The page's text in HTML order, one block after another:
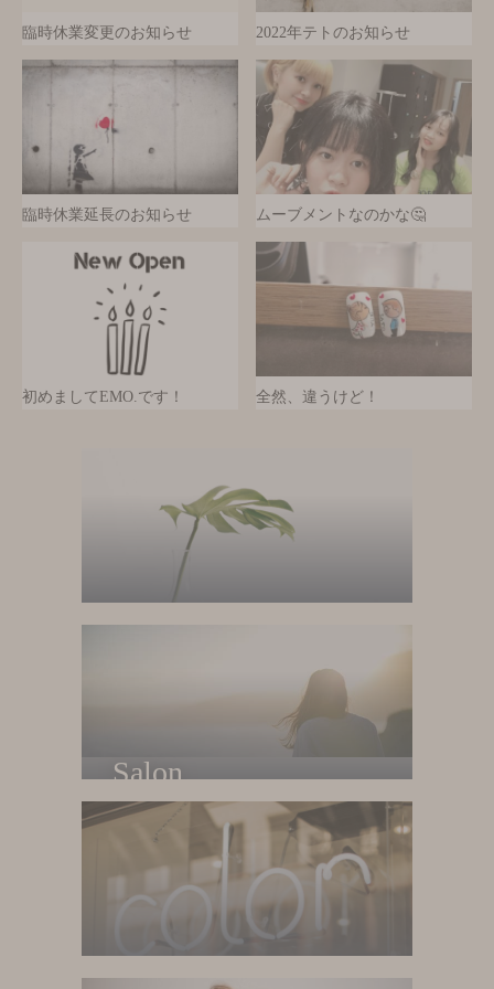
臨時休業変更のお知らせ 2022年テトのお知らせ
臨時休業延長のお知らせ ムーブメントなのかな🤔
初めましてEMO.です！ 全然、違うけど！
Salon
Về salon